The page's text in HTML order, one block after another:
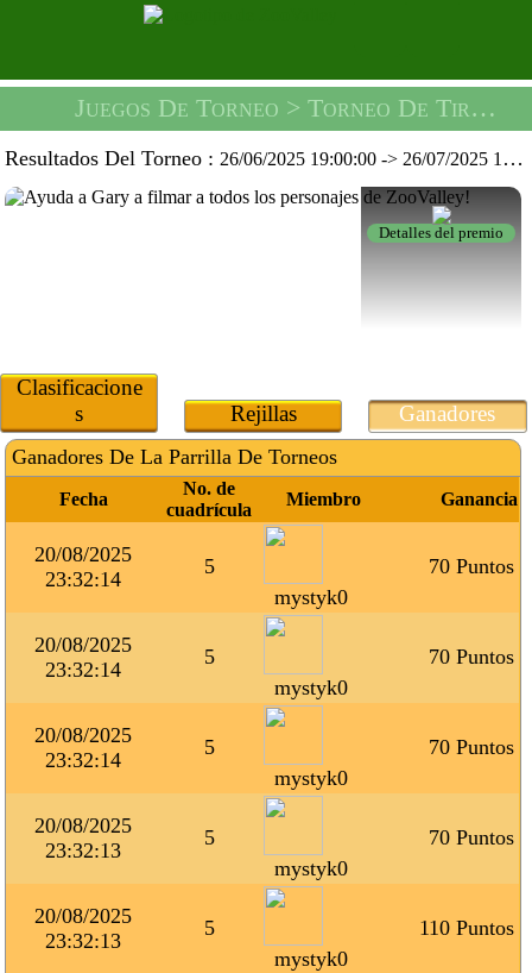
Juegos De Torneo > Torneo De Tiro Con Pelota -
Resultados Del Torneo :26/06/2025 19:00:00 -> 26/07/2025 19:59:59
Detalles del premio
Clasificacione
s
Rejillas Ganadores
Ganadores De La Parrilla De Torneos
Fecha
No. de
cuadrícula
Miembro Ganancia
20/08/2025
23:32:14
5
mystyk0
70 Puntos
20/08/2025
23:32:14
5
mystyk0
70 Puntos
20/08/2025
23:32:14
5
mystyk0
70 Puntos
20/08/2025
23:32:13
5
mystyk0
70 Puntos
20/08/2025
23:32:13
5
mystyk0
110 Puntos